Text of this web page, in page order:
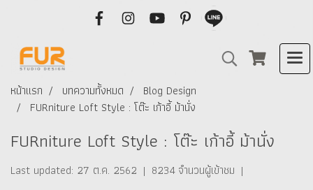
หน้าแรก บทความทั้งหมด
Blog Design
FURniture Loft Style : โต๊ะ เก้าอี้ ม้านั่ง
FURniture Loft Style : โต๊ะ เก้าอี้ ม้านั่ง
Last updated: 27 ต.ค. 2562 | 8234 จำนวนผู้เข้าชม |